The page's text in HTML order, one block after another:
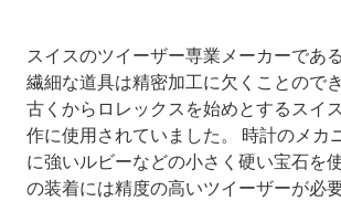
スイスのツイーザー専業メーカーであ
繊細な道具は精密加工に欠くことので
古くからロレックスを始めとするスイ
作に使用されていました。 時計のメカ
に強いルビーなどの小さく硬い宝石を
の装着には精度の高いツイーザーが必